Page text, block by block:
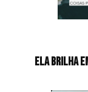
Ela brilha